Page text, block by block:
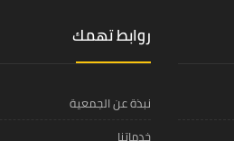
روابط تهمك
نبذة عن الجمعية
خدماتنا